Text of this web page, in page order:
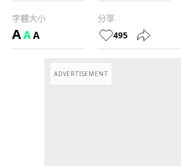
字體大小
AAA
分享
495
ADVERTISEMENT